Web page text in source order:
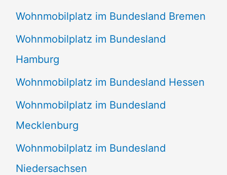
Wohnmobilplatz im Bundesland Bremen
Wohnmobilplatz im Bundesland
Hamburg
Wohnmobilplatz im Bundesland Hessen
Wohnmobilplatz im Bundesland
Mecklenburg
Wohnmobilplatz im Bundesland
Niedersachsen